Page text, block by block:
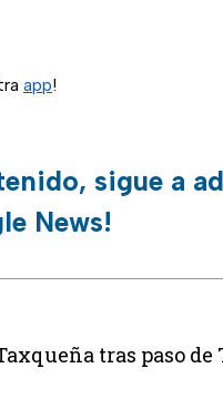
app!
sigue a
News!
tras paso de